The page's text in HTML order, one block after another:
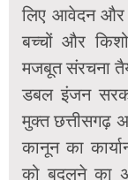
लिए आवेदन और
बच्चों और
मजबूत संरचना
डबल इंजन
मुक्त छत्तीसगढ़
कानून का
को बदलने का